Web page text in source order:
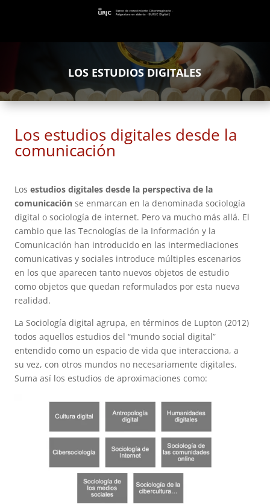
LOS ESTUDIOS DIGITALES
Los estudios digitales desde la
comunicación
Los estudios digitales desde la perspectiva de la
comunicaciónse enmarcan en la denominada sociología
digital o sociología de internet. Pero va mucho más allá. El
cambio que las Tecnologías de la Información y la
Comunicación han introducido en las intermediaciones
comunicativas y sociales introduce múltiples escenarios
en los que aparecen tanto nuevos objetos de estudio
como objetos que quedan reformulados por esta nueva
realidad.
La Sociología digital agrupa, en términos de Lupton (2012)
todos aquellos estudios del “mundo social digital”
entendido como un espacio de vida que interacciona, a
su vez, con otros mundos no necesariamente digitales.
Suma así los estudios de aproximaciones como: